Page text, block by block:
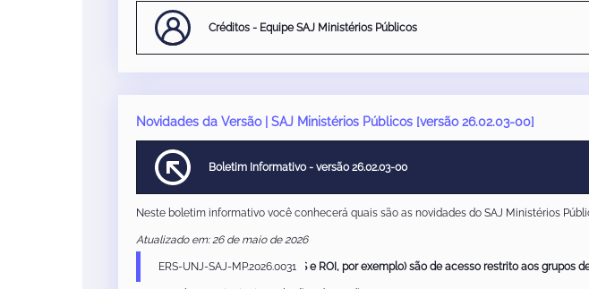
Créditos - Equipe SAJ Ministérios Públicos
Novidades da Versão | SAJ Ministérios Públicos [versão 26.02.03-00]
Boletim Informativo - versão 26.02.03-00
Neste boletim informativo você conhecerá quais são as novidades do SAJ Ministérios
Atualizado em: 26 de maio de 2026
❗As documentações técnicas (ERS e ROI, por exemplo) são de acesso restrito aos
ERS-UNJ-SAJ-MP.2026.0031